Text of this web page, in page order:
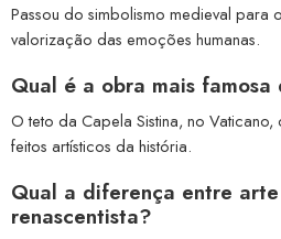
Passou do simbolismo medieval para
valorização das emoções humanas.
Qual é a obra mais
O teto da Capela Sistina, no
feitos artísticos da história.
Qual a diferença entre
renascentista?